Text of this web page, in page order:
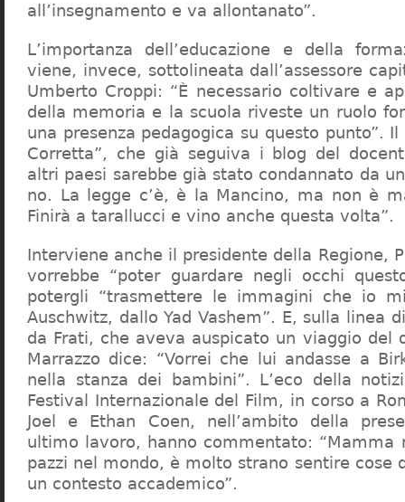
all’insegnamento e va allontanato”.
L’importanza dell’educazione e della
viene, invece, sottolineata dall’assessore
Umberto Croppi: “È necessario coltivare e
della memoria e la scuola riveste un ruolo
una presenza pedagogica su questo punto”.
Corretta”, che già seguiva i blog del
altri paesi sarebbe già stato condannato da
no. La legge c’è, è la Mancino, ma non è
Finirà a tarallucci e vino anche questa volta”.
Interviene anche il presidente della Regione,
vorrebbe “poter guardare negli occhi
potergli “trasmettere le immagini che io
Auschwitz, dallo Yad Vashem”. E, sulla linea
da Frati, che aveva auspicato un viaggio del
Marrazzo dice: “Vorrei che lui andasse a
nella stanza dei bambini”. L’eco della
Festival Internazionale del Film, in corso a
Joel e Ethan Coen, nell’ambito della
ultimo lavoro, hanno commentato: “Mamma
pazzi nel mondo, è molto strano sentire cose
un contesto accademico”.